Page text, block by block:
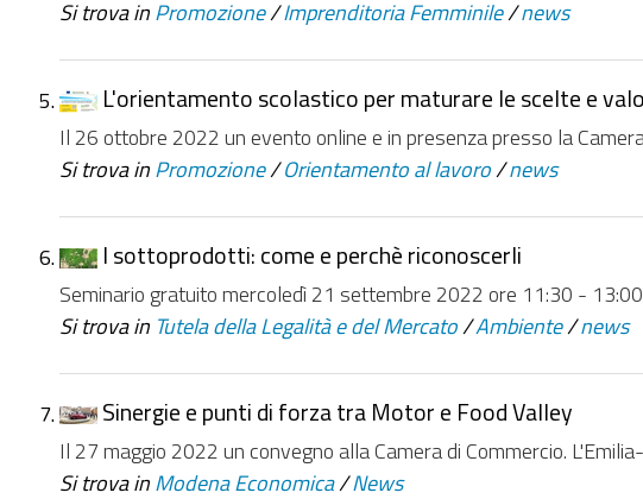
Si trova in Promozione /Imprenditoria Femminile /news
L'orientamento scolastico per maturare le scelte e
Il 26 ottobre 2022 un evento online e in presenza presso la
Si trova in Promozione /Orientamento al lavoro /news
I sottoprodotti: come e perchè riconoscerli
Seminario gratuito mercoledì 21 settembre 2022 ore 11:30 - 13:00
Si trova in Tutela della Legalità e del Mercato /Ambiente /news
Sinergie e punti di forza tra Motor e Food Valley
Il 27 maggio 2022 un convegno alla Camera di Commercio.
Si trova in Modena Economica /News